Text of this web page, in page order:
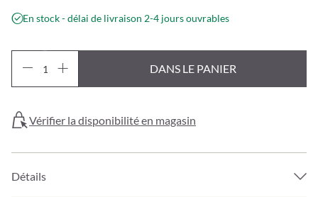
En stock - délai de livraison 2-4 jours ouvrables
DANS LE PANIER
Vérifier la disponibilité en magasin
Détails